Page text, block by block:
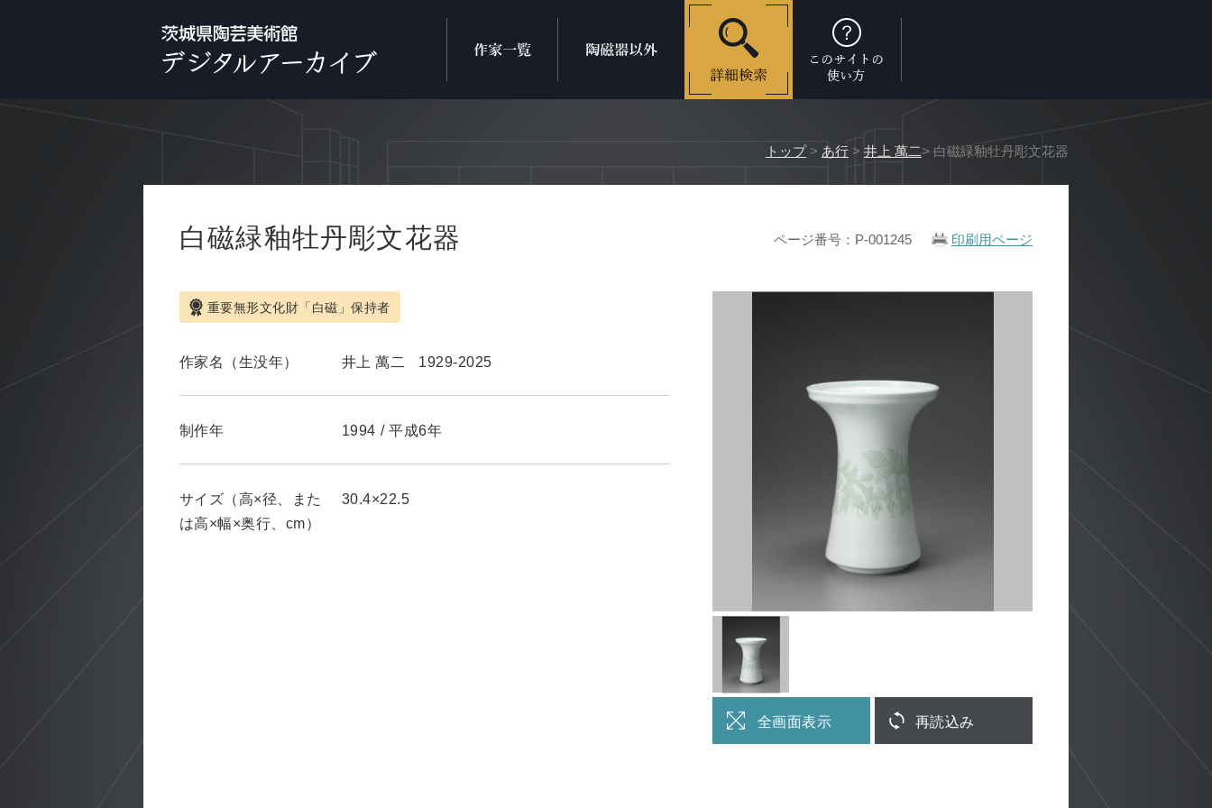
印刷用ページ
トップ> あ行 > 井上 萬二> 白磁緑釉牡丹彫文花器
白磁緑釉牡丹彫文花器 ページ番号：P-001245
重要無形文化財「白磁」保持者
作家名（生没年） 井上 萬二 1929-2025
制作年 1994 / 平成6年
サイズ（高×径、また
は高×幅×奥行、cm）
30.4×22.5
全画面表示 再読込み